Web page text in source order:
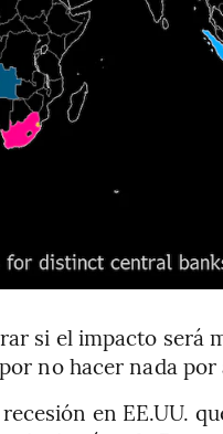
si el impacto será
no hacer nada por
en EE.UU.